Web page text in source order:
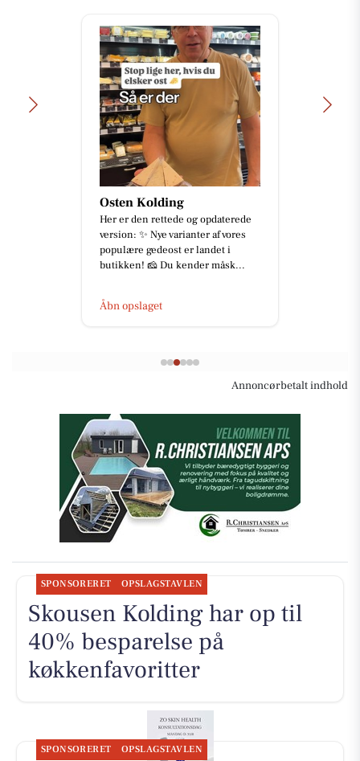
Osten Kolding
Her er den rettede og opdaterede
version: ✨ Nye varianter af vores
populære gedeost er landet i
butikken! 🧀 Du kender måsk...
Åbn opslaget
Annoncørbetalt indhold
SPONSORERET OPSLAGSTAVLEN
Skousen Kolding har op til
40% besparelse på
køkkenfavoritter
SPONSORERET OPSLAGSTAVLEN